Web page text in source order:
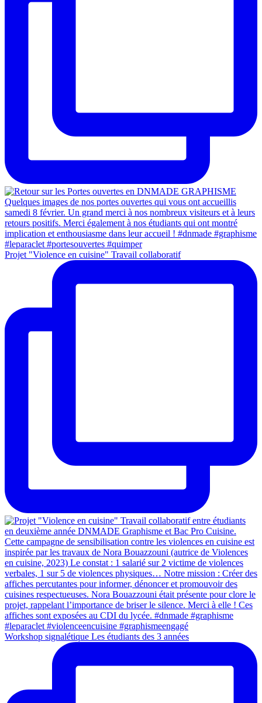
Projet "Violence en cuisine" Travail collaboratif
Workshop signalétique Les étudiants des 3 années